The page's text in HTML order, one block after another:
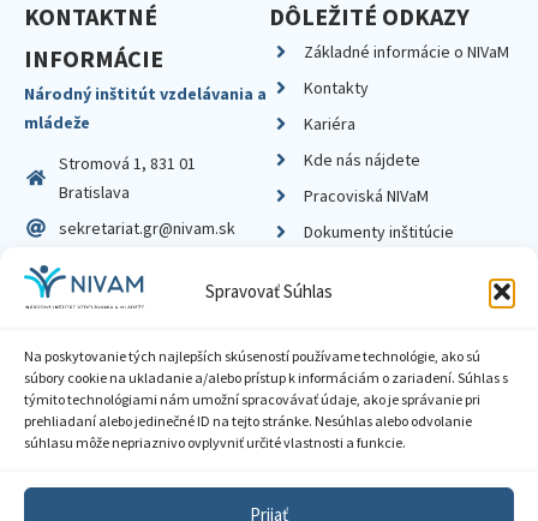
Spravovať Súhlas
Na poskytovanie tých najlepších skúseností používame technológie, ako sú
súbory cookie na ukladanie a/alebo prístup k informáciám o zariadení. Súhlas s
týmito technológiami nám umožní spracovávať údaje, ako je správanie pri
prehliadaní alebo jedinečné ID na tejto stránke. Nesúhlas alebo odvolanie
súhlasu môže nepriaznivo ovplyvniť určité vlastnosti a funkcie.
Prijať
KONTAKTNÉ
INFORMÁCIE
Národný inštitút vzdelávania a
mládeže
Stromová 1, 831 01
Bratislava
sekretariat.gr@nivam.sk
IČO: 00164348
DIČ: 2020798714
DÔLEŽITÉ ODKAZY
Základné informácie o NIVaM
Kontakty
Kariéra
Kde nás nájdete
Pracoviská NIVaM
Dokumenty inštitúcie
Zásady ochrany súkromia